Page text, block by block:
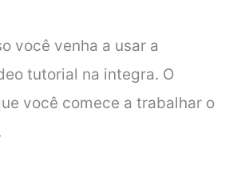
você venha a usar a
tutorial na integra. O
você comece a trabalhar o